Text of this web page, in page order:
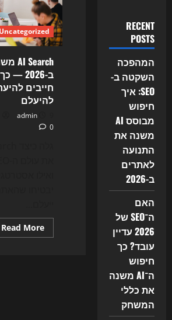
Uncategorized
ב-2026
חייבים
להיעלם
admin
0
Read More
RECENT
POSTS
המהפכה
השקטה ב-
SEO: איך
חיפוש
מבוסס AI
משנה את
התנועה
לאתרים
ב-2026
האם
ה־SEO של
2026 עדיין
עובד? כך
חיפוש
ה־AI משנה
את כללי
המשחק